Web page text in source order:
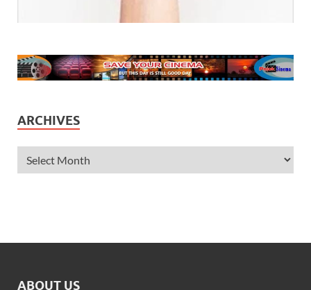
ARCHIVES
ABOUT US